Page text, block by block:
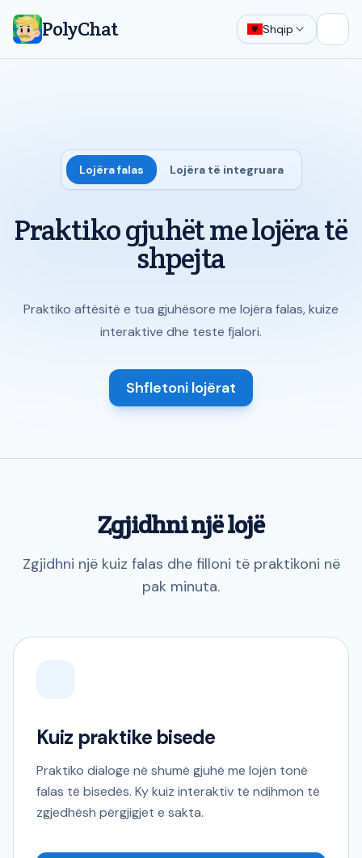
PolyChat Shqip
Lojëra falas Lojëra të integruara
Praktiko gjuhët me lojëra të
shpejta
Praktiko aftësitë e tua gjuhësore me lojëra falas, kuize
interaktive dhe teste fjalori.
Shfletoni lojërat
Zgjidhni një lojë
Zgjidhni një kuiz falas dhe filloni të praktikoni në
pak minuta.
Kuiz praktike bisede
Praktiko dialoge në shumë gjuhë me lojën tonë
falas të bisedës. Ky kuiz interaktiv të ndihmon të
zgjedhësh përgjigjet e sakta.